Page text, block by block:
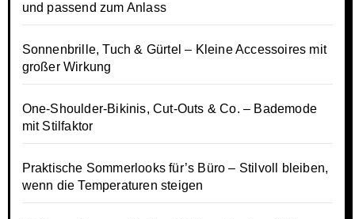
und passend zum Anlass
Sonnenbrille, Tuch & Gürtel – Kleine Accessoires mit
großer Wirkung
One-Shoulder-Bikinis, Cut-Outs & Co. – Bademode
mit Stilfaktor
Praktische Sommerlooks für’s Büro – Stilvoll bleiben,
wenn die Temperaturen steigen